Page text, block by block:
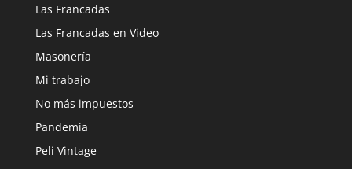
Las Francadas
Las Francadas en Video
Masonería
Mi trabajo
No más impuestos
Pandemia
Peli Vintage